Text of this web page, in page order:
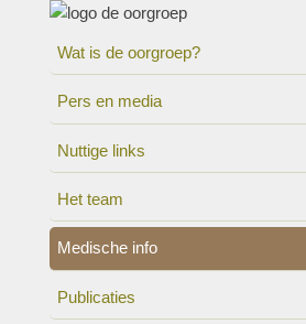
Wat is de oorgroep?
Pers en media
Nuttige links
Het team
Medische info
Publicaties